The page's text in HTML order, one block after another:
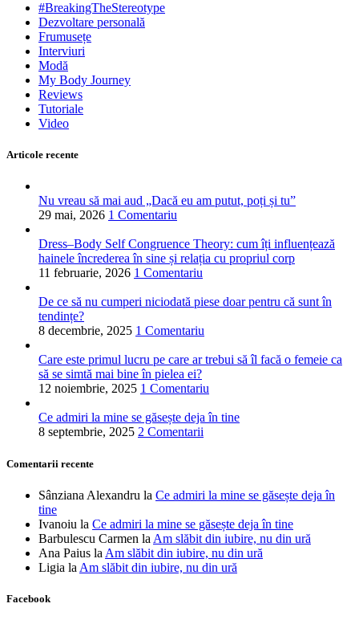
#BreakingTheStereotype
Dezvoltare personală
Frumusețe
Interviuri
Modă
My Body Journey
Reviews
Tutoriale
Video
Articole recente
Nu vreau să mai aud „Dacă eu am putut, poți și tu”
29 mai, 2026 1 Comentariu
Dress–Body Self Congruence Theory: cum îți influențează
hainele încrederea în sine și relația cu propriul corp
11 februarie, 2026 1 Comentariu
De ce să nu cumperi niciodată piese doar pentru că sunt în
tendințe?
8 decembrie, 2025 1 Comentariu
Care este primul lucru pe care ar trebui să îl facă o femeie ca
să se simtă mai bine în pielea ei?
12 noiembrie, 2025 1 Comentariu
Ce admiri la mine se găsește deja în tine
8 septembrie, 2025 2 Comentarii
Comentarii recente
Sânziana Alexandru la Ce admiri la mine se găsește deja în
tine
Ivanoiu la Ce admiri la mine se găsește deja în tine
Barbulescu Carmen la Am slăbit din iubire, nu din ură
Ana Paius la Am slăbit din iubire, nu din ură
Ligia la Am slăbit din iubire, nu din ură
Facebook